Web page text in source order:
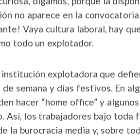
no aparece en la
Vaya cultura laboral, hay
todo un explotador.
explotadora que
semana y días festivos. En
hacer “home office” y
Así, los trabajadores bajo toda
la burocracia media y, sobre